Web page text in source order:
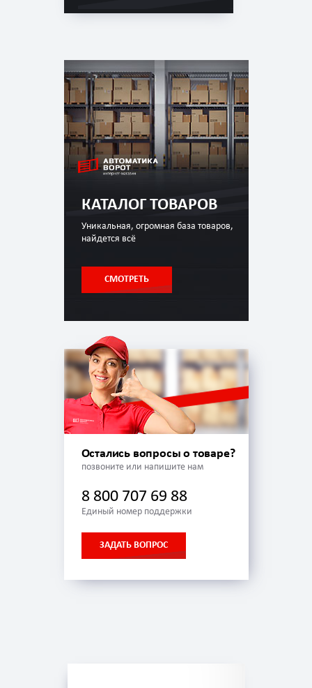
КАТАЛОГ ТОВАРОВ
Уникальная, огромная база товаров,
найдется всё
СМОТРЕТЬ
Остались вопросы о товаре?
позвоните или напишите нам
8 800 707 69 88
Единый номер поддержки
ЗАДАТЬ ВОПРОС